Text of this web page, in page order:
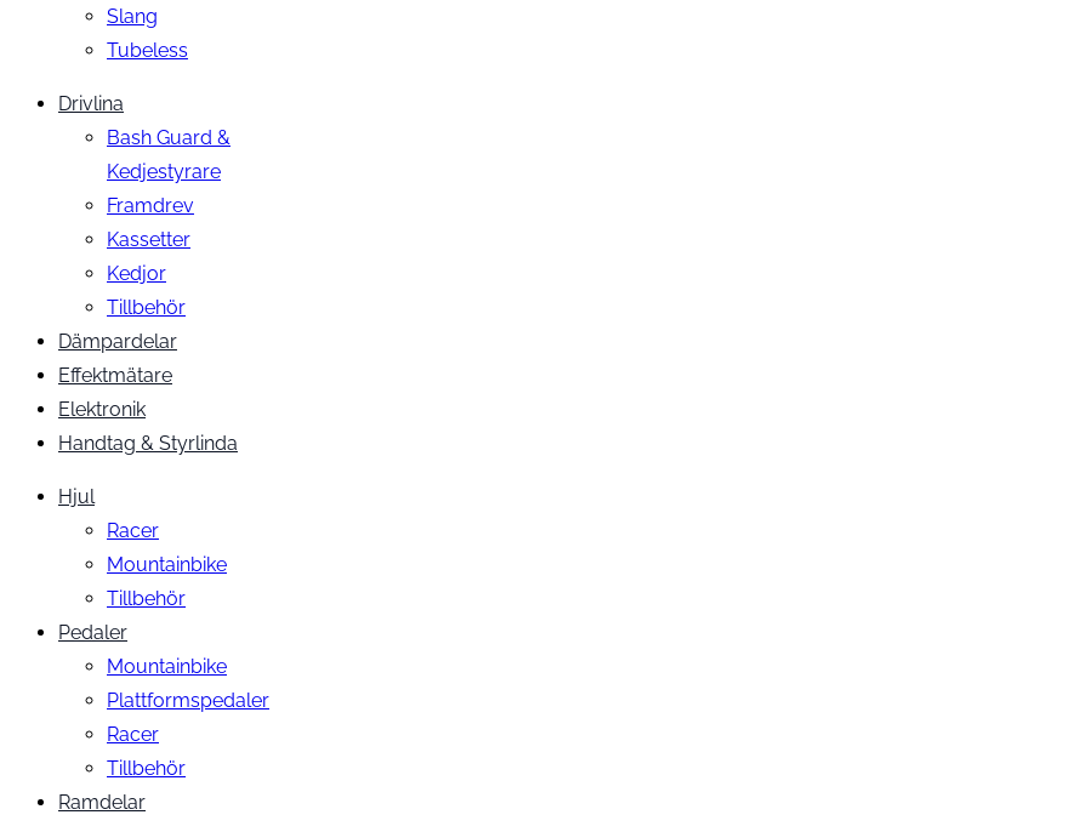
Slang
Tubeless
Drivlina
Bash Guard &
Kedjestyrare
Framdrev
Kassetter
Kedjor
Tillbehör
Dämpardelar
Effektmätare
Elektronik
Handtag & Styrlinda
Hjul
Racer
Mountainbike
Tillbehör
Pedaler
Mountainbike
Plattformspedaler
Racer
Tillbehör
Ramdelar